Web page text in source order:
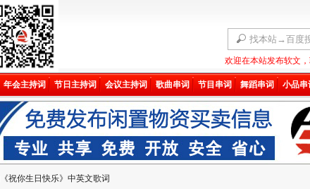
欢迎在本站发布软文
年会主持词 节日主持词 会议主持词 歌曲串词 节目串词 舞蹈串词 小品串
祝你生日快乐》中英文歌词
网站验证码
微信扫码查看验证码